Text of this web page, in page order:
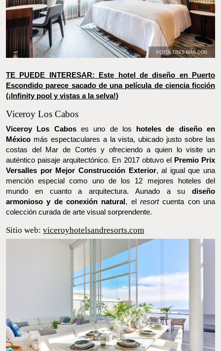
TE PUEDE INTERESAR: Este hotel de diseño en Puerto
Escondido parece sacado de una película de ciencia ficción
(¡Infinity pool y vistas a la selva!)
Viceroy Los Cabos
Viceroy Los Caboses uno de loshoteles de diseño en México
más espectaculares a la vista, ubicado justo sobre las costas del
Mar de Cortés y ofreciendo a quien lo visite un auténtico paisaje
arquitectónico. En 2017 obtuvo elPremio Prix Versalles por
Mejor Construcción Exterior, al igual que una mención especial
como uno de los 12 mejores hoteles del mundo en cuanto a
diseño armonioso y de conexión
cuenta con una colección curada de arte visual
viceroyhotelsandresorts.com